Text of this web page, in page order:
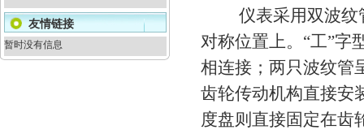
友情链接
暂时没有信息
仪表采用双波纹管
对称位置上。“工”字
相连接；两只波纹管
齿轮传动机构直接安
度盘则直接固定在齿